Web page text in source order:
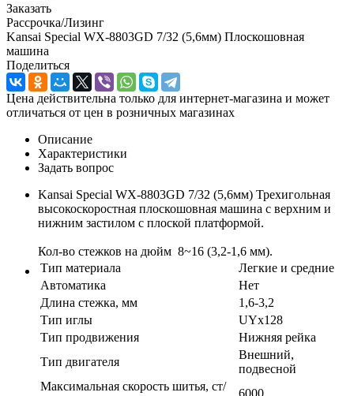
Заказать
Рассрочка/Лизинг
Kansai Special WX-8803GD 7/32 (5,6мм) Плоскошовная
машина
Поделиться
Цена действительна только для интернет-магазина и может
отличаться от цен в розничных магазинах
Описание
Характеристики
Задать вопрос
Kansai Special WX-8803GD 7/32 (5,6мм) Трехигольная
высокоскоростная плоскошовная машина с верхним и
нижним застилом с плоской платформой.
Кол-во стежков на дюйм 8~16 (3,2-1,6 мм).
Тип материала
Легкие и средние
Автоматика
Нет
Длина стежка, мм
1,6-3,2
Тип иглы
UYx128
Тип продвижения
Нижняя рейка
Тип двигателя
Внешний,
подвесной
Максимальная скорость шитья, ст/
6000